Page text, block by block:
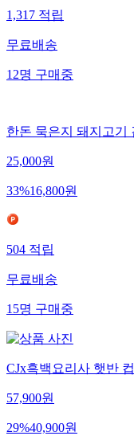
1,317 적립
무료배송
12명 구매중
한돈 묵은지 돼지고기
25,000원
33%16,800원
504 적립
무료배송
15명 구매중
CJx흑백요리사 햇반
57,900원
29%40,900원